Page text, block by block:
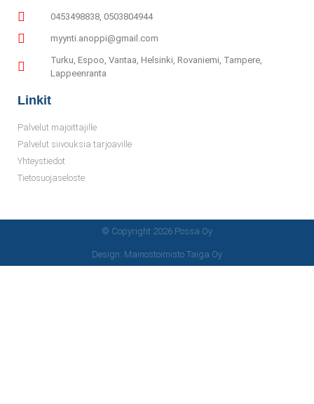
0453498838, 0503804944
myynti.anoppi@gmail.com
Turku, Espoo, Vantaa, Helsinki, Rovaniemi, Tampere,
Lappeenranta
Linkit
Palvelut majoittajille
Palvelut siivouksia tarjoaville
Yhteystiedot
Tietosuojaseloste
© Copyright 2026 Possa Oy
Design: Mainostoimisto Taiga Oy